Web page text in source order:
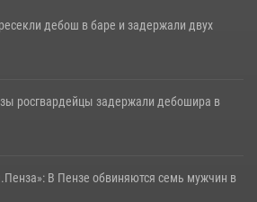
дебош в баре и задержали двух
росгвардейцы задержали дебошира в
В Пензе обвиняются семь мужчин в